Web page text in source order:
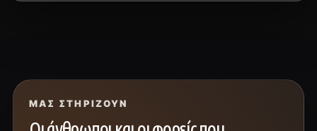
ΜΑΣ ΣΤΗΡΊΖΟΥΝ